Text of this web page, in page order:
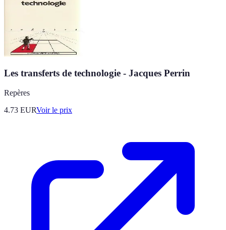
Les transferts de technologie - Jacques Perrin
Repères
4.73 EURVoir le prix